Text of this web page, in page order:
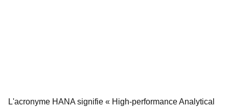
L'acronyme HANA signifie « High-performance Analytical